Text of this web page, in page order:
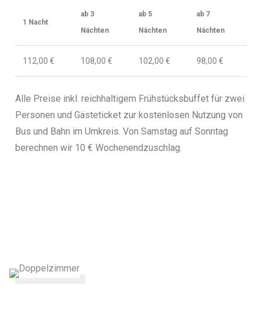
1 Nacht
ab 3
Nächten
ab 5
Nächten
ab 7
Nächten
112,00 € 108,00 € 102,00 € 98,00 €
Alle Preise inkl. reichhaltigem Frühstücksbuffet für zwei
Personen und Gästeticket zur kostenlosen Nutzung von
Bus und Bahn im Umkreis. Von Samstag auf Sonntag
berechnen wir 10 € Wochenendzuschlag.